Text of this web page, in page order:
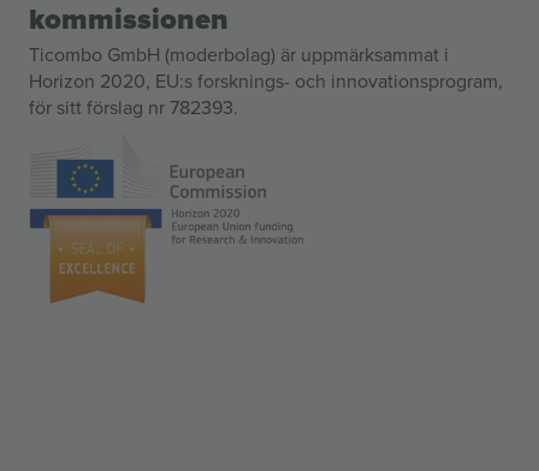
kommissionen
Ticombo GmbH (moderbolag) är uppmärksammat i
Horizon 2020, EU:s forsknings- och innovationsprogram,
för sitt förslag nr 782393.